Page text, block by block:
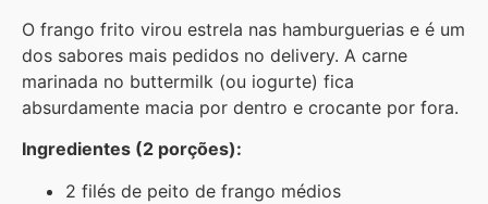
O frango frito virou estrela nas hamburguerias e é um
dos sabores mais pedidos no delivery. A carne
marinada no buttermilk (ou iogurte) fica
absurdamente macia por dentro e crocante por fora.
Ingredientes (2 porções):
2 filés de peito de frango médios